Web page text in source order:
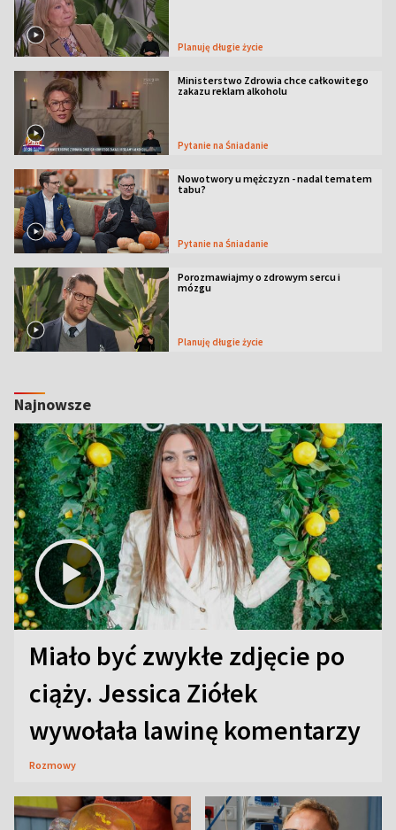
Planuję długie życie
Ministerstwo Zdrowia chce całkowitego
zakazu reklam alkoholu
Pytanie na Śniadanie
Nowotwory u mężczyzn - nadal tematem
tabu?
Pytanie na Śniadanie
Porozmawiajmy o zdrowym sercu i
mózgu
Planuję długie życie
Najnowsze
Miało być zwykłe zdjęcie po
ciąży. Jessica Ziółek
wywołała lawinę komentarzy
Rozmowy